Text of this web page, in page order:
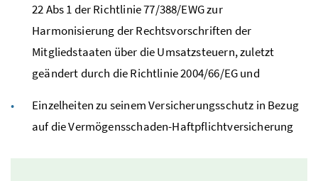
22Abs1 der Richtlinie 77/388/EWGzur
Harmonisierung der Rechtsvorschriften der
Mitgliedstaaten über die Umsatzsteuern, zuletzt
geändert durch die Richtlinie 2004/66/EGund
Einzelheiten zu seinem Versicherungsschutz in Bezug
auf die Vermögensschaden-Haftpflichtversicherung